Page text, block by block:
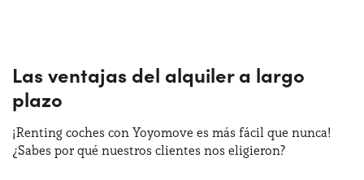
Tracción:Anterior
Plazas de estacionamiento:
Potencia:
154 cm
Maletero (max):
Maletero (min):385 lt
Las ventajas del alquiler a largo
plazo
¡Renting coches con Yoyomove es más fácil que nunca!
¿Sabes por qué nuestros clientes nos eligieron?